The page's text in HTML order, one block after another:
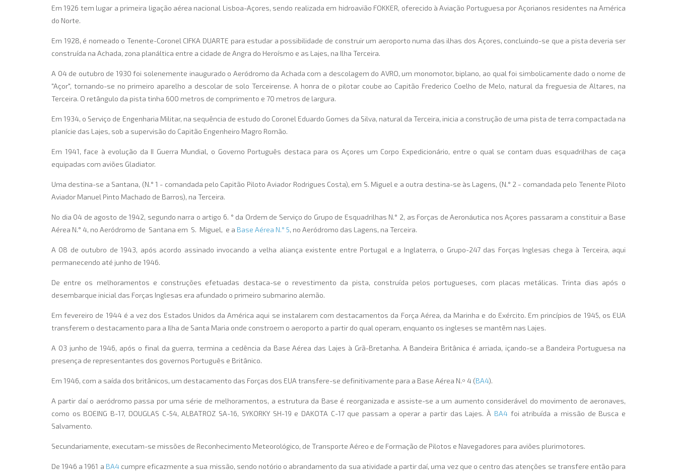
Em 1926 tem lugar a primeira ligação aérea nacional Lisboa-Açores, sendo realizada em hidroavião FOKKER, oferecido à Aviação Portuguesa por Açorianos residentes na América
do Norte.
Em 1928, é nomeado o Tenente-Coronel CIFKA DUARTE para estudar a possibilidade de construir um aeroporto numa das ilhas dos Açores, concluindo-se que a pista deveria ser
construída na Achada, zona planáltica entre a cidade de Angra do Heroísmo e as Lajes, na Ilha Terceira.
A 04 de outubro de 1930 foi solenemente inaugurado o Aeródromo da Achada com a descolagem do AVRO, um monomotor, biplano, ao qual foi simbolicamente dado o nome de
"Açor", tornando-se no primeiro aparelho a descolar de solo Terceirense. A honra de o pilotar coube ao Capitão Frederico Coelho de Melo, natural da freguesia de Altares, na
Terceira. O retângulo da pista tinha 600 metros de comprimento e 70 metros de largura.
Em 1934, o Serviço de Engenharia Militar, na sequência de estudo do Coronel Eduardo Gomes da Silva, natural da Terceira, inicia a construção de uma pista de terra compactada na
planície das Lajes, sob a supervisão do Capitão Engenheiro Magro Romão.
Em 1941, face à evolução da II Guerra Mundial, o Governo Português destaca para os Açores um Corpo Expedicionário, entre o qual se contam duas esquadrilhas de caça
equipadas com aviões Gladiator.
Uma destina-se a Santana, (N.° 1 - comandada pelo Capitão Piloto Aviador Rodrigues Costa), em S. Miguel e a outra destina-se às Lagens, (N.° 2 - comandada pelo Tenente Piloto
Aviador Manuel Pinto Machado de Barros), na Terceira.
No dia 04 de agosto de 1942, segundo narra o artigo 6. ° da Ordem de Serviço do Grupo de Esquadrilhas N.° 2, as Forças de Aeronáutica nos Açores passaram a constituir a Base
Aérea N.° 4, no Aeródromo de Santana em S. Miguel, e a Base Aérea N.° 5, no Aeródromo das Lagens, na Terceira.
A 08 de outubro de 1943, após acordo assinado invocando a velha aliança existente entre Portugal e a Inglaterra, o Grupo-247 das Forças Inglesas chega à Terceira, aqui
permanecendo até junho de 1946.
De entre os melhoramentos e construções efetuadas destaca-se o revestimento da pista, construída pelos portugueses, com placas metálicas. Trinta dias após o
desembarque inicial das Forças Inglesas era afundado o primeiro submarino alemão.
Em fevereiro de 1944 é a vez dos Estados Unidos da América aqui se instalarem com destacamentos da Força Aérea, da Marinha e do Exército. Em princípios de 1945, os EUA
transferem o destacamento para a Ilha de Santa Maria onde constroem o aeroporto a partir do qual operam, enquanto os ingleses se mantêm nas Lajes.
A 03 junho de 1946, após o final da guerra, termina a cedência da Base Aérea das Lajes à Grã-Bretanha. A Bandeira Britânica é arriada, içando-se a Bandeira Portuguesa na
presença de representantes dos governos Português e Britânico.
Em 1946, com a saída dos britânicos, um destacamento das Forças dos EUA transfere-se definitivamente para a Base Aérea N.º 4 (BA4).
A partir daí o aeródromo passa por uma série de melhoramentos, a estrutura da Base é reorganizada e assiste-se a um aumento considerável do movimento de aeronaves,
como os BOEING B-17, DOUGLAS C-54, ALBATROZ SA-16, SYKORKY SH-19 e DAKOTA C-17 que passam a operar a partir das Lajes. À BA4foi atribuída a missão de Busca e
Salvamento.
Secundariamente, executam-se missões de Reconhecimento Meteorológico, de Transporte Aéreo e de Formação de Pilotos e Navegadores para aviões plurimotores.
De 1946 a 1961 a BA4cumpre eficazmente a sua missão, sendo notório o abrandamento da sua atividade a partir daí, uma vez que o centro das atenções se transfere então para